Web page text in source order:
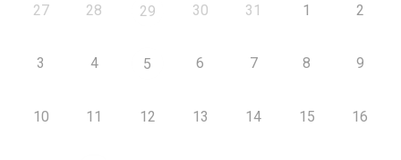
27 28 29 30 31 1 2
3 4 5 6 7 8 9
10 11 12 13 14 15 16